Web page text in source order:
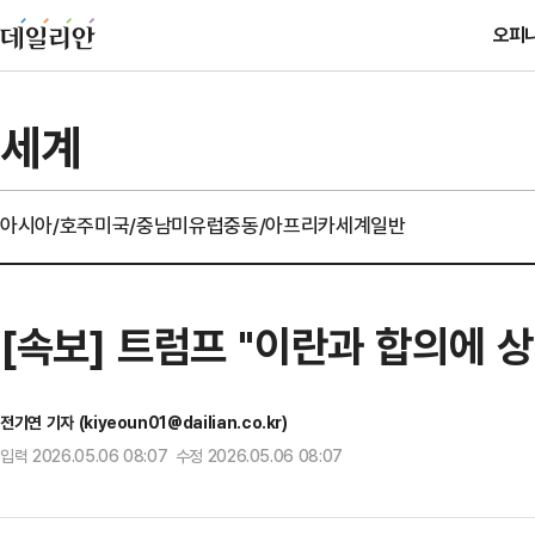
오피
세계
아시아/호주미국/중남미유럽중동/아프리카세계일반
[속보] 트럼프 "이란과 합의에
전기연 기자 (kiyeoun01@dailian.co.kr)
입력 2026.05.06 08:07 수정 2026.05.06 08:07